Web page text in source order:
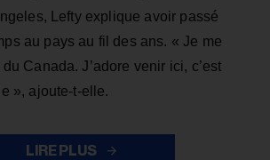
Lefty explique avoir passé
au pays au fil des ans. « Je me
Canada. J’adore venir ici, c’est
», ajoute-t-elle.
LIRE PLUS